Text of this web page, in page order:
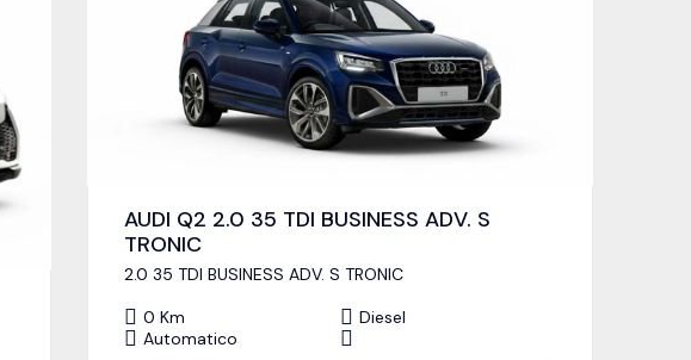
AUDI Q2 2.0 35 TDI BUSINESS ADV. S
TRONIC
2.0 35 TDI BUSINESS ADV. S TRONIC
0 Km
Diesel
Automatico